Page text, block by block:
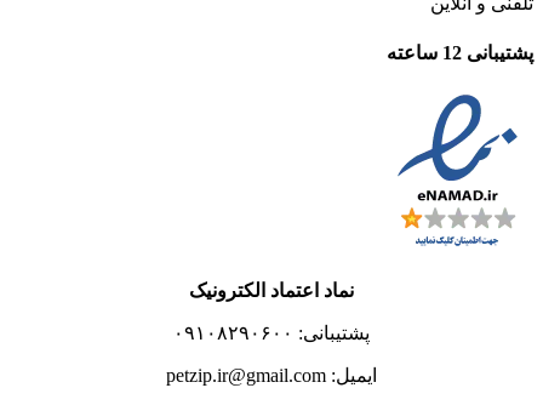
پشتیبانی 12 ساعته
نماد اعتماد الکترونیک
پشتیبانی: ۰۹۱۰۸۲۹۰۶۰۰
ایمیل: petzip.ir@gmail.com